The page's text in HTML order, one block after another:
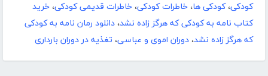
کودکی،کودکی ها، خاطرات کودکی، خاطرات قدیمی کودکی، خرید
کتاب نامه به کودکی که هرگز زاده نشد، دانلود رمان نامه به کودکی
که هرگز زاده نشد، دوران اموی و عباسی، تغذیه در دوران بارداری